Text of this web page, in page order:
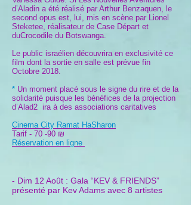
d’Aladin a été réalisé par Arthur Benzaquen, le
second opus est, lui, mis en scène par Lionel
Steketee, réalisateur de Case Départ et
duCrocodile du Botswanga.
Le public israélien découvrira en exclusivité ce
film dont la sortie en salle est prévue fin
Octobre 2018.
* Un moment placé sous le signe du rire et de la
solidarité puisque les bénéfices de la projection
d’Alad2 ira à des associations caritatives
Cinema City Ramat HaSharon
Tarif - 70 -90 ₪
Réservation en ligne
- Dim 12 Août : Gala “KEV & FRIENDS”
présenté par Kev Adams avec 8 artistes